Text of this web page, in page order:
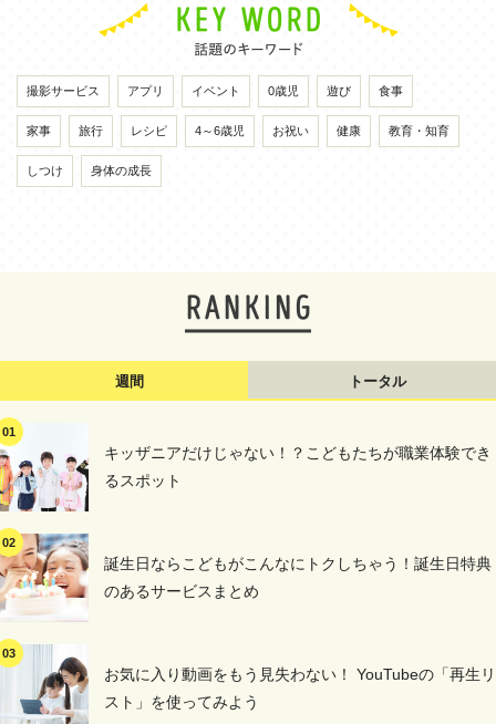
撮影サービス アプリ イベント 0歳児 遊び 食事
家事 旅行 レシピ 4～6歳児 お祝い 健康 教育・知育
しつけ 身体の成長
週間 トータル
キッザニアだけじゃない！？こどもたちが職業体験でき
るスポット
誕生日ならこどもがこんなにトクしちゃう！誕生日特典
のあるサービスまとめ
お気に入り動画をもう見失わない！ YouTubeの「再生リ
スト」を使ってみよう